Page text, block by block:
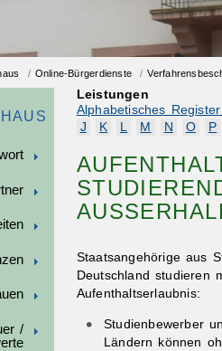
/ Online-Bürgerdienste /
/
Leistungen
Alphabetisches
J
K L M N O P
Staatsangehörige aus
Deutschland studieren
Aufenthaltserlaubnis:
Studienbewerber
Ländern können